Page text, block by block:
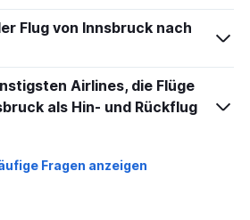
Flug von Innsbruck nach
Airlines, die Flüge
als Hin- und Rückflug
Fragen anzeigen